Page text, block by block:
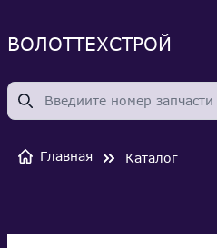
ВОЛОТТЕХСТРОЙ
Главная Каталог